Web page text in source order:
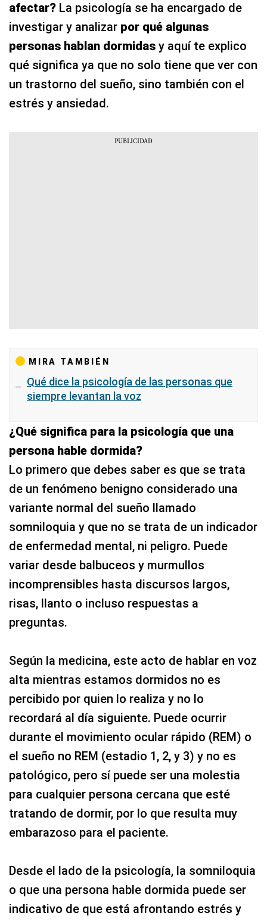
afectar? La psicología se ha encargado de
investigar y analizar por qué algunas
personas hablan dormidas y aquí te explico
qué significa ya que no solo tiene que ver con
un trastorno del sueño, sino también con el
estrés y ansiedad.
MIRA TAMBIÉN
Qué dice la psicología de las personas que
siempre levantan la voz
¿Qué significa para la psicología que una
persona hable dormida?
Lo primero que debes saber es que se trata
de un fenómeno benigno considerado una
variante normal del sueño llamado
somniloquia y que no se trata de un indicador
de enfermedad mental, ni peligro. Puede
variar desde balbuceos y murmullos
incomprensibles hasta discursos largos,
risas, llanto o incluso respuestas a
preguntas.
Según la medicina, este acto de hablar en voz
alta mientras estamos dormidos no es
percibido por quien lo realiza y no lo
recordará al día siguiente. Puede ocurrir
durante el movimiento ocular rápido (REM) o
el sueño no REM (estadio 1, 2, y 3) y no es
patológico, pero sí puede ser una molestia
para cualquier persona cercana que esté
tratando de dormir, por lo que resulta muy
embarazoso para el paciente.
Desde el lado de la psicología, la somniloquia
o que una persona hable dormida puede ser
indicativo de que está afrontando estrés y